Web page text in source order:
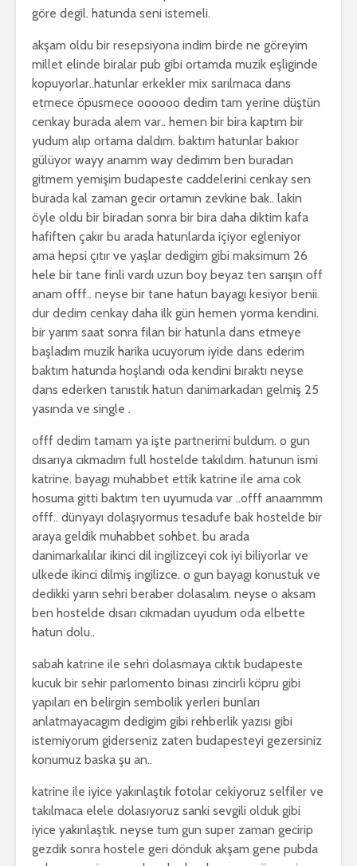
göre degil. hatunda seni istemeli.
akşam oldu bir resepsiyona indim birde ne göreyim
millet elinde biralar pub gibi ortamda muzik eşliginde
kopuyorlar..hatunlar erkekler mix sarılmaca dans
etmece öpusmece oooooo dedim tam yerine düştün
cenkay burada alem var.. hemen bir bira kaptım bir
yudum alıp ortama daldım. baktım hatunlar bakıor
gülüyor wayy anamm way dedimm ben buradan
gitmem yemişim budapeste caddelerini cenkay sen
burada kal zaman gecir ortamın zevkine bak.. lakin
öyle oldu bir biradan sonra bir bira daha diktim kafa
hafiften çakır bu arada hatunlarda içiyor egleniyor
ama hepsi çıtır ve yaşlar dedigim gibi maksimum 26
hele bir tane finli vardı uzun boy beyaz ten sarışın off
anam offf.. neyse bir tane hatun bayagı kesiyor benii.
dur dedim cenkay daha ilk gün hemen yorma kendini.
bir yarım saat sonra filan bir hatunla dans etmeye
başladım muzik harika ucuyorum iyide dans ederim
baktım hatunda hoşlandı oda kendini bıraktı neyse
dans ederken tanıstık hatun danimarkadan gelmiş 25
yasında ve single .
offf dedim tamam ya işte partnerimi buldum. o gun
dısarıya cıkmadım full hostelde takıldım. hatunun ismi
katrine. bayagı muhabbet ettik katrine ile ama cok
hosuma gitti baktım ten uyumuda var ..offf anaammm
offf.. dünyayı dolaşıyormus tesadufe bak hostelde bir
araya geldik muhabbet sohbet. bu arada
danimarkalılar ikinci dil ingilizceyi cok iyi biliyorlar ve
ulkede ikinci dilmiş ingilizce. o gun bayagı konustuk ve
dedikki yarın sehri beraber dolasalım. neyse o aksam
ben hostelde dısarı cıkmadan uyudum oda elbette
hatun dolu..
sabah katrine ile sehri dolasmaya cıktık budapeste
kucuk bir sehir parlomento binası zincirli köpru gibi
yapıları en belirgin sembolik yerleri bunları
anlatmayacagım dedigim gibi rehberlik yazısı gibi
istemiyorum giderseniz zaten budapesteyi gezersiniz
konumuz baska şu an..
katrine ile iyice yakınlaştık fotolar cekiyoruz selfiler ve
takılmaca elele dolasıyoruz sanki sevgili olduk gibi
iyice yakınlaştık. neyse tum gun super zaman gecirip
gezdik sonra hostele geri dönduk akşam gene pubda